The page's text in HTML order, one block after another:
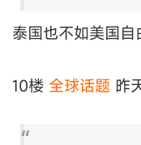
泰国也不如美国
10楼 全球话题 昨